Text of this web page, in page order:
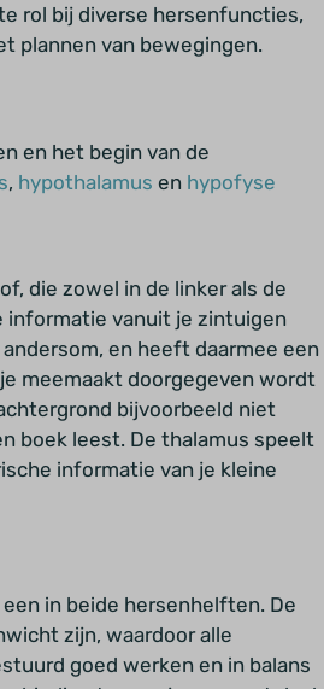
rol bij diverse hersenfuncties,
plannen van bewegingen.
en het begin van de
, hypothalamus en hypofyse
die zowel in de linker als de
vanuit je zintuigen
en heeft daarmee een
meemaakt doorgegeven wordt
bijvoorbeeld niet
boek leest. De thalamus speelt
informatie van je kleine
in beide hersenhelften. De
zijn, waardoor alle
goed werken en in balans